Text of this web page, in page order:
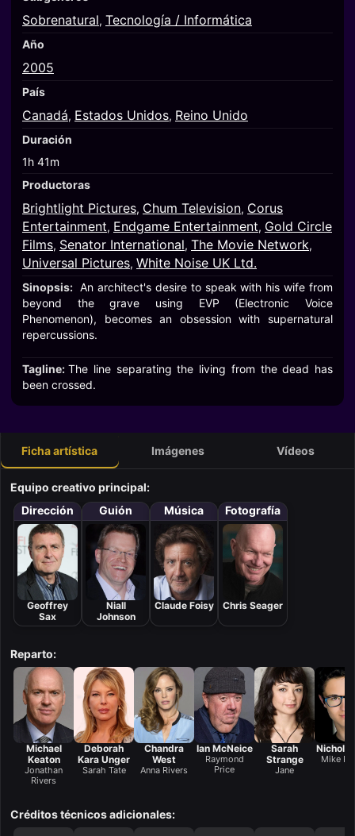
Sobrenatural, Tecnología / Informática
Año
2005
País
Canadá, Estados Unidos, Reino Unido
Duración
1h 41m
Productoras
Brightlight Pictures, Chum Television, Corus
Entertainment, Endgame Entertainment, Gold Circle
Films, Senator International, The Movie Network,
Universal Pictures, White Noise UK Ltd.
Sinopsis: An architect's desire to speak with his wife from
beyond the grave using EVP (Electronic Voice
Phenomenon), becomes an obsession with supernatural
repercussions.
Tagline: The line separating the living from the dead has
been crossed.
Ficha artística Imágenes Vídeos
Equipo creativo principal:
Dirección
Geoffrey
Sax
Guión
Niall
Johnson
Música
Claude Foisy
Fotografía
Chris Seager
Reparto:
Michael
Keaton
Jonathan
Rivers
Deborah
Kara Unger
Sarah Tate
Chandra
West
Anna Rivers
Ian McNeice
Raymond
Price
Sarah
Strange
Jane
Mike
Créditos técnicos adicionales: